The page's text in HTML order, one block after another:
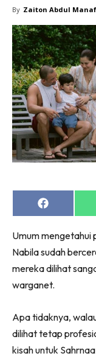
By Zaiton Abdul Manaf
Share
on
Umum mengetahui
Nabila sudah
mereka dilihat
warganet.
Apa tidaknya,
dilihat tetap
kisah untuk